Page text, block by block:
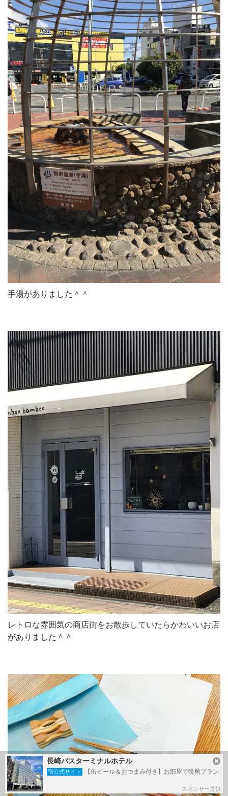
手湯がありました＾＾
レトロな雰囲気の商店街をお散歩していたらかわいいお店
がありました＾＾
長崎バスターミナルホテル
宿公式サイト 【缶ビール＆おつまみ付き】お部屋で晩酌プラン
スポンサー提供